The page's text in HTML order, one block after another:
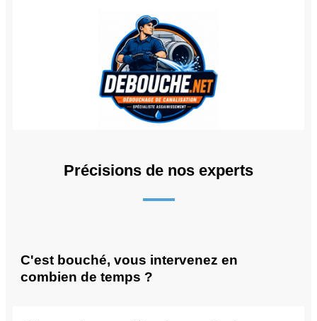
Précisions de nos experts
C'est bouché, vous intervenez en
combien de temps ?